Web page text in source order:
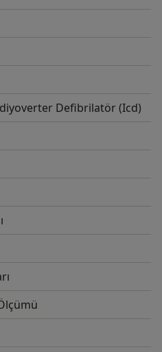
Defibrilatör (Icd)